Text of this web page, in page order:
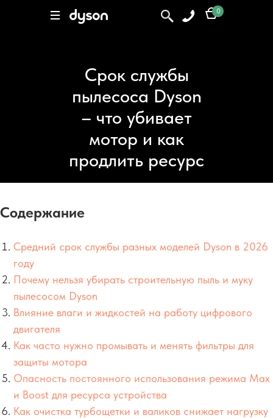
0
0
Срок службы
пылесоса Dyson
– что убивает
мотор и как
продлить ресурс
Содержание
Средний срок службы разных моделей Dyson в 2026
году
Почему нельзя убирать строительную пыль и муку
пылесосом Dyson
Влияние влаги и жидкостей на работу цифрового
двигателя
Как часто нужно промывать и менять фильтры для
защиты мотора
Опасность постоянного использования режима Max
и Boost для ресурса устройства
Как очистка турбощетки и валиков снижает нагрузку